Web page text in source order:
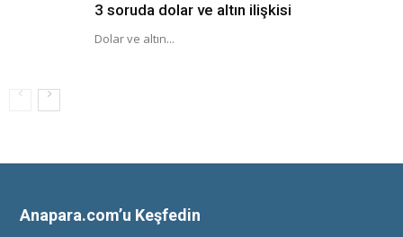
3 soruda dolar ve altın ilişkisi
Dolar ve altın...
Anapara.com’u Keşfedin